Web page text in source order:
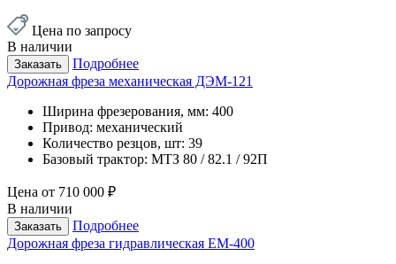
Цена по запросу
В наличии
Заказать
Подробнее
Дорожная фреза механическая ДЭМ-121
Ширина фрезерования, мм: 400
Привод: механический
Количество резцов, шт: 39
Базовый трактор: МТЗ 80 / 82.1 / 92П
Цена от 710 000 ₽
В наличии
Заказать
Подробнее
Дорожная фреза гидравлическая ЕМ-400